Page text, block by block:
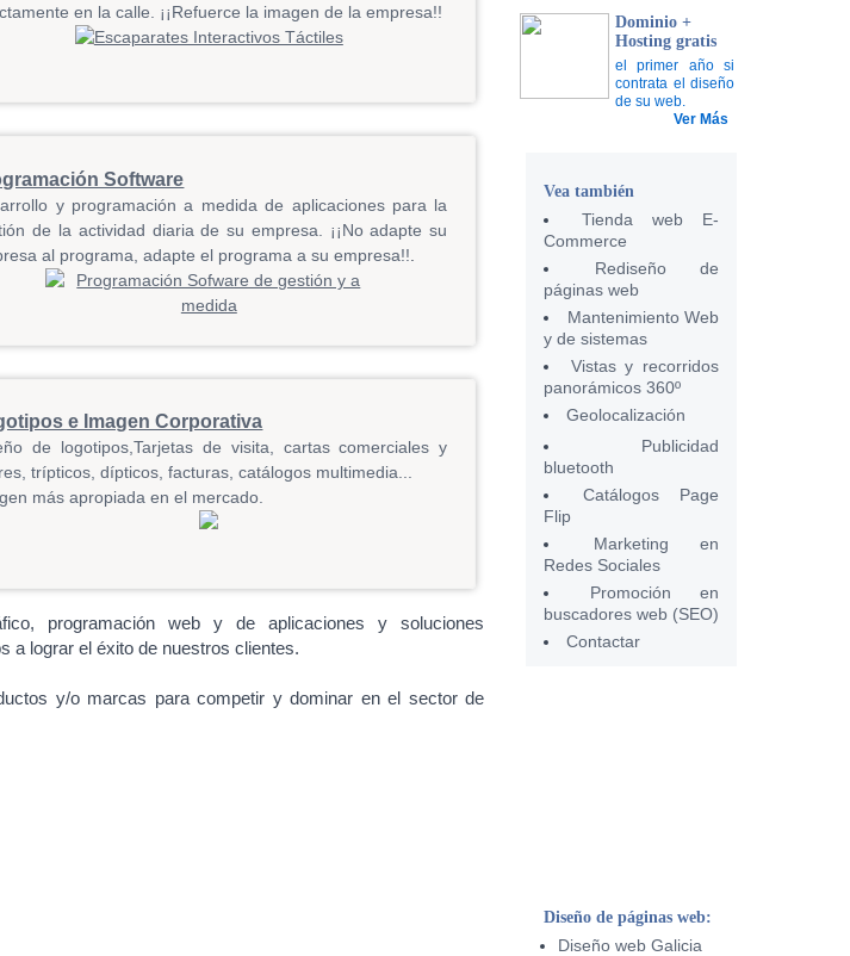
Dominio +
Hosting gratis
el primer año si
contrata el diseño
de su web.
Ver Más
Vea también
Tienda web E-
Commerce
Rediseño de
páginas web
Mantenimiento Web
y de sistemas
Vistas y recorridos
panorámicos 360º
Geolocalización
Publicidad
bluetooth
Catálogos Page
Flip
Marketing en
Redes Sociales
Promoción en
buscadores web (SEO)
Contactar
Diseño de páginas web:
Diseño web Galicia
en la calle. ¡¡Refuerce la imagen de la empresa!!
Software
y programación a medida de aplicaciones para la
de la actividad diaria de su empresa. ¡¡No adapte su
al programa, adapte el programa a su empresa!!
e Imagen Corporativa
de logotipos,Tarjetas de visita, cartas comerciales y
trípticos, dípticos, facturas, catálogos multimedia...
más apropiada en el mercado.
programación web y de aplicaciones y soluciones
a lograr el éxito de nuestros clientes.
y/o marcas para competir y dominar en el sector de